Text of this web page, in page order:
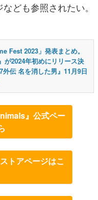
ども参照されたい。
Fest 2023」発表まとめ。
が2024年初めにリリース決
外伝 名を消した男』11月9日
』公式ペー
トアページはこ